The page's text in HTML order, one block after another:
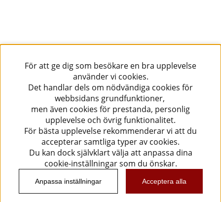
För att ge dig som besökare en bra upplevelse
använder vi cookies.
Det handlar dels om nödvändiga cookies för
webbsidans grundfunktioner,
men även cookies för prestanda, personlig
upplevelse och övrig funktionalitet.
För bästa upplevelse rekommenderar vi att du
accepterar samtliga typer av cookies.
Du kan dock självklart välja att anpassa dina
cookie-inställningar som du önskar.
Anpassa inställningar Acceptera alla